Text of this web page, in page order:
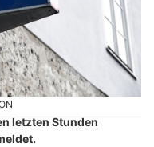
letzten Stunden